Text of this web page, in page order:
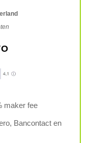
maker fee
Bancontact en